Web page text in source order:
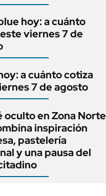
hoy: a cuánto
viernes 7 de
a cuánto cotiza
7 de agosto
oculto en Zona Norte
inspiración
pastelería
y una pausa del